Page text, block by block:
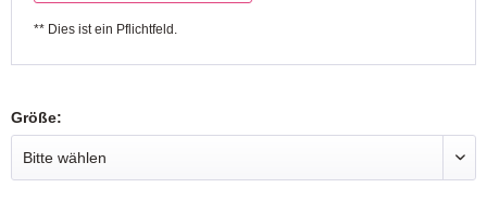
** Dies ist ein Pflichtfeld.
Größe: